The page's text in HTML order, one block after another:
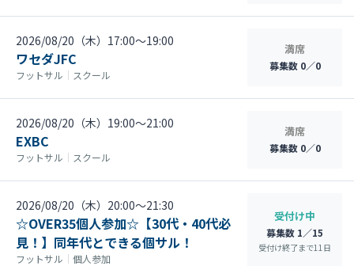
2026/08/20（木）17:00〜19:00
ワセダJFC
フットサル ｜ スクール
満席
募集数 0／0
2026/08/20（木）19:00〜21:00
EXBC
フットサル ｜ スクール
満席
募集数 0／0
2026/08/20（木）20:00〜21:30
☆OVER35個人参加☆【30代・40代必
見！】同年代とできる個サル！
フットサル ｜ 個人参加
受付け中
募集数 1／15
受付け終了まで11 日